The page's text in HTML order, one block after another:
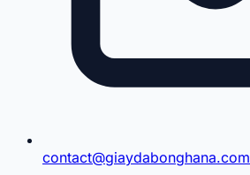
contact@giaydabonghana.com